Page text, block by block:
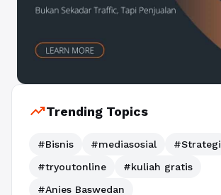
trending_upTrending Topics
#Bisnis #mediasosial
#Strategi
#tryoutonline
#kuliah gratis
#Anies Baswedan